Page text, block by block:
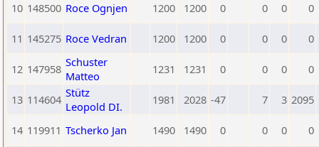
10 148500 Roce Ognjen 1200 1200 0 0 0 0
11 145275 Roce Vedran 1200 1200 0 0 0 0
12 147958 Schuster
Matteo
1231 1231 0 0 0 0
13 114604 Stütz
Leopold DI.
1981 2028 -47 7 3 2095
14 119911 Tscherko Jan 1490 1490 0 0 0 0